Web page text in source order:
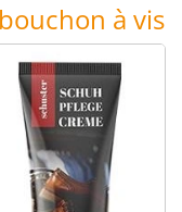
à vis